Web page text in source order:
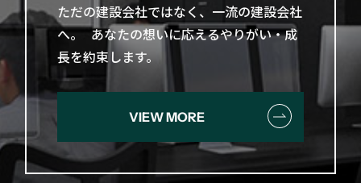
ただの​建設会社ではなく、​一流の​建設会社
へ。​ あなたの​想いに​応える​やりがい・成
長を​約束します。
VIEW MORE